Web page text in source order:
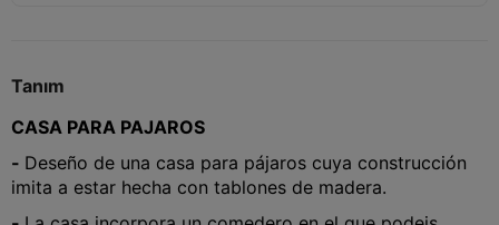
Tanım
CASA PARA PAJAROS
- Deseño de una casa para pájaros cuya construcción
imita a estar hecha con tablones de madera.